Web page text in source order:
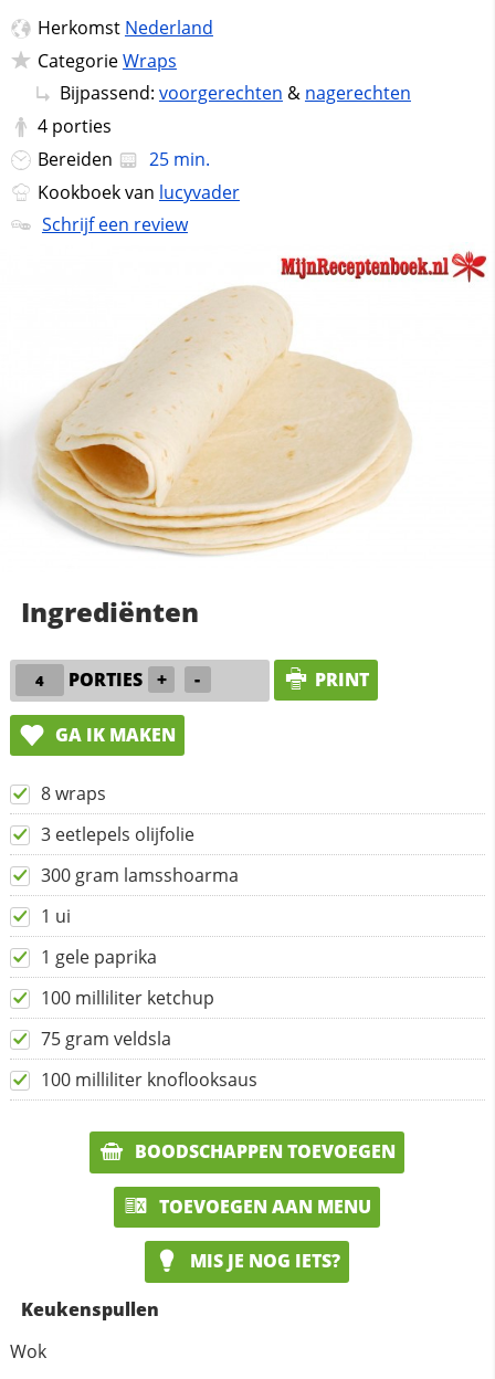
Herkomst Nederland
CategorieWraps
Bijpassend: voorgerechten & nagerechten
4 porties
Bereiden
25 min.
Kookboek van lucyvader
Schrijf een review
Ingrediënten
PORTIES + - PRINT
GA IK MAKEN
8 wraps
3 eetlepels olijfolie
300 gram lamsshoarma
1 ui
1 gele paprika
100 milliliter ketchup
75 gram veldsla
100 milliliter knoflooksaus
BOODSCHAPPEN TOEVOEGEN
TOEVOEGEN AAN MENU
MIS JE NOG IETS?
Keukenspullen
Wok